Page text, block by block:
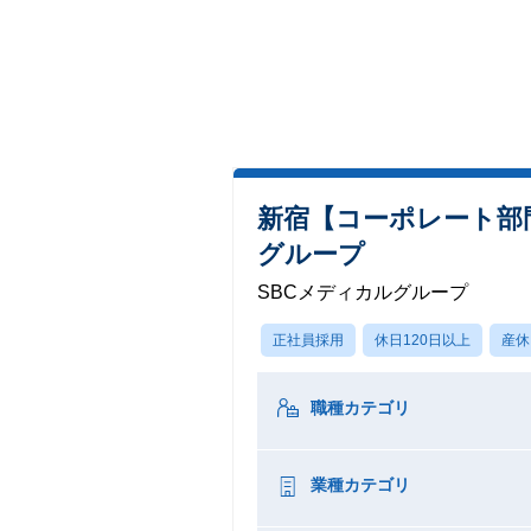
新宿【コーポレート
グループ
SBCメディカルグループ
正社員採用 休日120日以上 産
職種カテゴリ
業種カテゴリ